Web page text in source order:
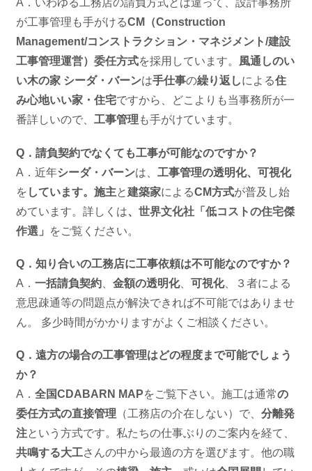
A．いわゆる工務店の請負方式とは違って、設計事務所
が工事管理も手がけるCM（Construction
Management/コンストラクション・マネジメント/建設
工事管理運営）委任方式を採用しています。
風通しのい
い木の家 シーダ・バーンは手仕事の繰り返しによる住
み心地いい家・住宅ですから、どこよりも当事務所が一
番詳しいので、 工事管理 も手がけています。
Q．請負契約でなくても工事が可能なのですか？
A．近年シーダ・バーンは、 工事管理の透明化、可視化
を しています。施主と建築家によるCM方式が普及し始
めています。詳しくは、 世界文化社「低コストの住宅傑
作選 」 をご覧ください。
Q．知り合いの工務店に工事依頼は不可能なのですか？
A． 一括請負契約 金額の透明化、 可視化、３者による
意思疎通等の問題点が解決できれば不可能ではありませ
ん。 多少時間がかかりますがよくご相談ください。
Q．遠方の場合の工事管理はどの程度まで可能でしょう
か？
A． 全国CDABARN MAPをご覧下さい。施工は通常の
委任方式の直接管理 （工務店の介在しない）で、 分離発
注という方式です。私たちの仕事ぶりのご案内を経て、
共鳴する大工さんの中から最適の方を選びます。他の職